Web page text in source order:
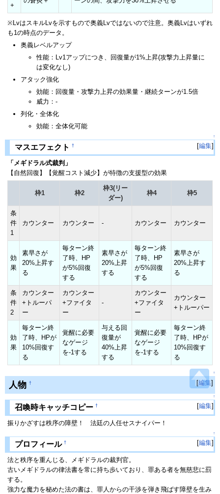
+
※LvはスキルLvを示すもので奥義Lvではないので注意。奥義Lvはいずれ
も1の時点のデータ。
奥義レベルアップ
性能：Lv1アップにつき、回復量が1%上昇(攻撃力上昇量に
は変化なし)
アタック強化
効能：回復量・攻撃力上昇の効果量・継続ターンが1.5倍
威力：-
列化・全体化
効能：全体化可能
↑
マスエフェクト † [編集]
「メギドラル式裁判」
【自然回復】【覚醒コスト減少】が特徴の支援型の効果
枠1 枠2
枠3(リー
ダー)
枠4 枠5
条
件
1
カウンター カウンター - カウンター カウンター
効
果
素早さが
20%上昇す
る
毎ターン終
了時、HP
が5%回復
する
素早さが
20%上昇
する
毎ターン終
了時、HP
が5%回復
する
素早さが
20%上昇す
る
条
件
2
カウンター
+トルーパ
ー
カウンター
+ファイタ
ー
-
カウンター
+ファイタ
ー
カウンター
+トルーパー
効
果
毎ターン終
了時、HPが
10%回復す
る
覚醒に必要
なゲージ
を-1する
与える回
復量が
40%上昇
する
覚醒に必要
なゲージ
を-1する
毎ターン終
了時、HPが
10%回復す
る
↑
人物 † [編集]
↑
召喚時キャッチコピー † [編集]
振りかざすは秩序の障壁！ 法廷の人任せスナイパー！
↑
プロフィール † [編集]
法と秩序を重んじる、メギドラルの裁判官。
古いメギドラルの律法書を常に持ち歩いており、罪ある者を無慈悲に罰
する。
強力な魔力を秘めた法の書は、罪人からの干渉を弾き飛ばす障壁を生み